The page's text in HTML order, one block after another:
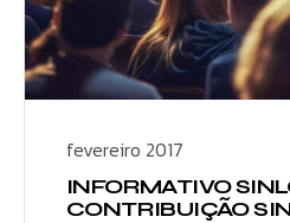
fevereiro 2017
INFORMATIVO
CONTRIBUIÇÃO